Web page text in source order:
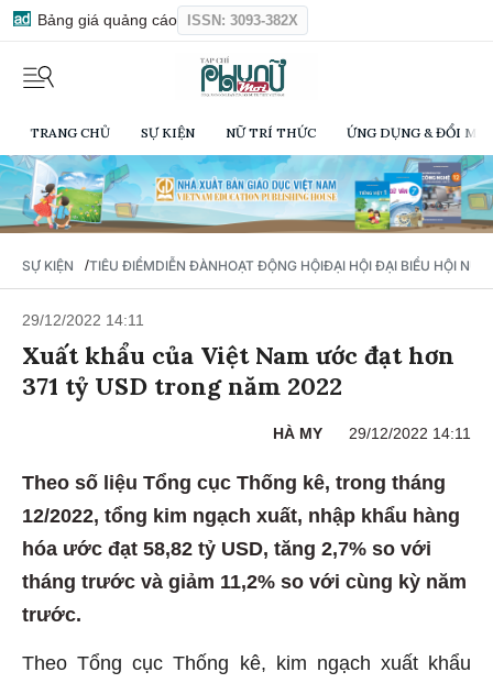
Bảng giá quảng cáo ISSN: 3093-382X
TRANG CHỦ SỰ KIỆN NỮ TRÍ THỨC ỨNG DỤNG & ĐỔI
SỰ KIỆN / TIÊU ĐIỂMDIỄN ĐÀNHOẠT ĐỘNG HỘIĐẠI HỘI ĐẠI BIỂU HỘI NỮ
29/12/2022 14:11
Xuất khẩu của Việt Nam ước đạt hơn
371 tỷ USD trong năm 2022
HÀ MY 29/12/2022 14:11
Theo số liệu Tổng cục Thống kê, trong tháng
12/2022, tổng kim ngạch xuất, nhập khẩu hàng
hóa ước đạt 58,82 tỷ USD, tăng 2,7% so với
tháng trước và giảm 11,2% so với cùng kỳ năm
trước.
Theo Tổng cục Thống kê, kim ngạch xuất khẩu